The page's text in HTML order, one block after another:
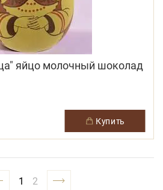
яйцо молочный шоколад
купить
1 2